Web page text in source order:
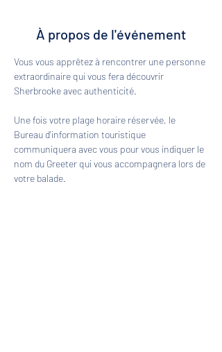
À propos de l'événement
Vous vous apprêtez à rencontrer une personne
extraordinaire qui vous fera découvrir
Sherbrooke avec authenticité.
Une fois votre plage horaire réservée, le
Bureau d'information touristique
communiquera avec vous pour vous indiquer le
nom du Greeter qui vous accompagnera lors de
votre balade.